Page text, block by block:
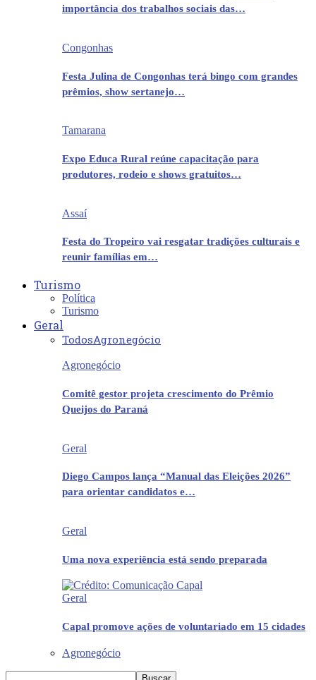
importância dos trabalhos sociais das…
Congonhas
Festa Julina de Congonhas terá bingo com grandes
prêmios, show sertanejo…
Tamarana
Expo Educa Rural reúne capacitação para
produtores, rodeio e shows gratuitos…
Assaí
Festa do Tropeiro vai resgatar tradições culturais e
reunir famílias em…
Turismo
Política
Turismo
Geral
TodosAgronegócio
Agronegócio
Comitê gestor projeta crescimento do Prêmio
Queijos do Paraná
Geral
Diego Campos lança “Manual das Eleições 2026”
para orientar candidatos e…
Geral
Uma nova experiência está sendo preparada
Geral
Capal promove ações de voluntariado em 15 cidades
Agronegócio